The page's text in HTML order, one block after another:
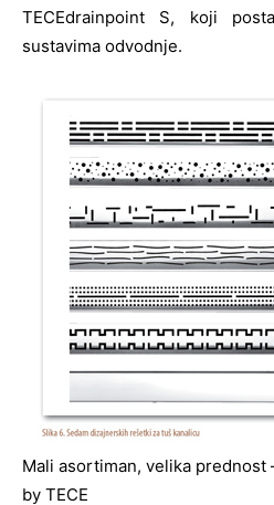
TECEdrainpoint S, koji
sustavima odvodnje.
Mali asortiman, velika prednost
by TECE